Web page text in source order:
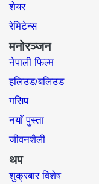
शेयर
रेमिटेन्स
मनोरञ्जन
नेपाली फिल्म
हलिउड/बलिउड
गसिप
नयाँ पुस्ता
जीवनशैली
थप
शुक्रबार विशेष